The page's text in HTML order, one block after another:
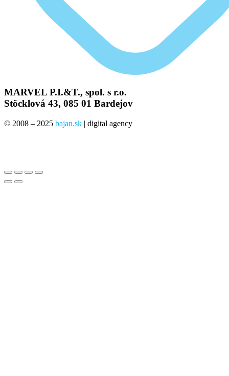
MARVEL P.I.&T., spol. s r.o.
Stöcklová 43, 085 01 Bardejov
© 2008 – 2025 bajan.sk | digital agency